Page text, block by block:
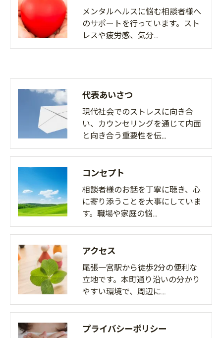
メンタルヘルスに悩む相談者様へ
のサポートを行っています。スト
レスや疲労感、気分…
代表あいさつ
現代社会でのストレスに向き合
い、カウンセリングを通じて内面
と向き合う重要性を伝…
コンセプト
相談者様のお話を丁寧に聴き、心
に寄り添うことを大事にしていま
す。職場や家庭の悩…
アクセス
尾張一宮駅から徒歩2分の便利な
立地です。本町通り沿いの分かり
やすい環境で、周辺に…
プライバシーポリシー